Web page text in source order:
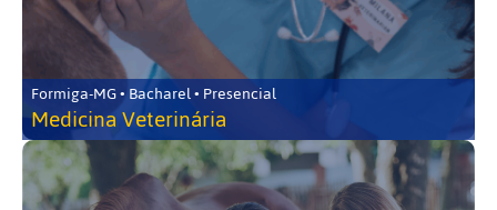
Formiga-MG • Bacharel • Presencial
Medicina Veterinária